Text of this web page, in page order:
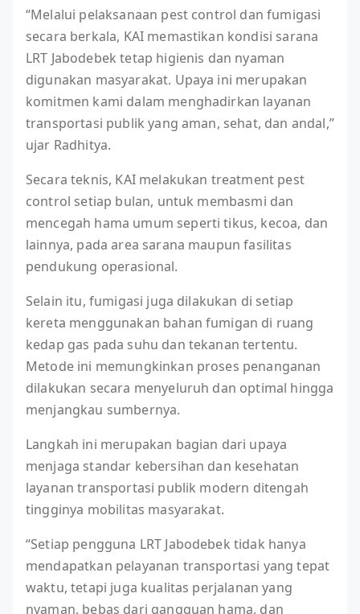
“Melalui pelaksanaan pest control dan fumigasi
secara berkala, KAI memastikan kondisi sarana
LRT Jabodebek tetap higienis dan nyaman
digunakan masyarakat. Upaya ini merupakan
komitmen kami dalam menghadirkan layanan
transportasi publik yang aman, sehat, dan andal,”
ujar Radhitya.
Secara teknis, KAI melakukan treatment pest
control setiap bulan, untuk membasmi dan
mencegah hama umum seperti tikus, kecoa, dan
lainnya, pada area sarana maupun fasilitas
pendukung operasional.
Selain itu, fumigasi juga dilakukan di setiap
kereta menggunakan bahan fumigan di ruang
kedap gas pada suhu dan tekanan tertentu.
Metode ini memungkinkan proses penanganan
dilakukan secara menyeluruh dan optimal hingga
menjangkau sumbernya.
Langkah ini merupakan bagian dari upaya
menjaga standar kebersihan dan kesehatan
layanan transportasi publik modern ditengah
tingginya mobilitas masyarakat.
“Setiap pengguna LRT Jabodebek tidak hanya
mendapatkan pelayanan transportasi yang tepat
waktu, tetapi juga kualitas perjalanan yang
nyaman, bebas dari gangguan hama, dan